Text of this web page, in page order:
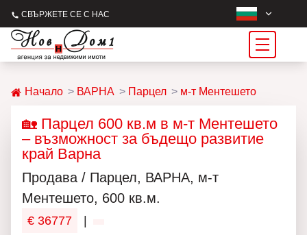
СВЪРЖЕТЕ СЕ С НАС
Начало ВАРНА Парцел м-т Ментешето
🏡 Парцел 600 кв.м в м-т Ментешето
– възможност за бъдещо развитие
край Варна
Продава / Парцел, ВАРНА, м-т
Ментешето, 600 кв.м.
€ 36777